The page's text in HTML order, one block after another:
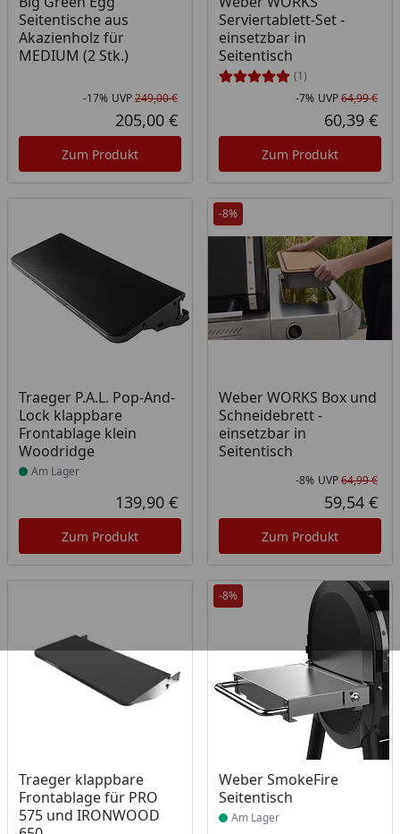
Seitentische aus
Akazienholz für
MEDIUM (2 Stk.)
Rabatt in Prozent
-17%
Ursprünglicher Preis
UVP249,00 €
Aktueller Preis
205,00 €
Zum Produkt
Serviertablett-Set -
einsetzbar in
Seitentisch
(1)
-7% UVP64,99 €
60,39 €
Zum Produkt
Traeger P.A.L. Pop-And-
Lock klappbare
Frontablage klein
Woodridge
Produkt am Lager
Am Lager
Aktueller Preis
139,90 €
Zum Produkt
-8%
Weber WORKS Box und
Schneidebrett -
einsetzbar in
Seitentisch
-8% UVP64,99 €
59,54 €
Zum Produkt
Traeger klappbare
Frontablage für PRO
575 und IRONWOOD
-8%
Weber SmokeFire
Seitentisch
Produkt am Lager
Am Lager